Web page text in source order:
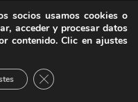
socios usamos cookies o
acceder y procesar datos
contenido. Clic en ajustes
Cerrar el banner de